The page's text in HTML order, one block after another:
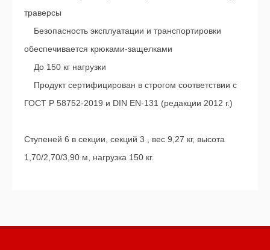
траверсы
Безопасность эксплуатации и транспортировки
обеспечивается крюками-защелками
До 150 кг нагрузки
Продукт сертифицирован в строгом соответствии с
ГОСТ Р 58752-2019 и DIN EN-131 (редакции 2012 г.)
Ступеней 6 в секции, секций 3 , вес 9,27 кг, высота
1,70/2,70/3,90 м, нагрузка 150 кг.